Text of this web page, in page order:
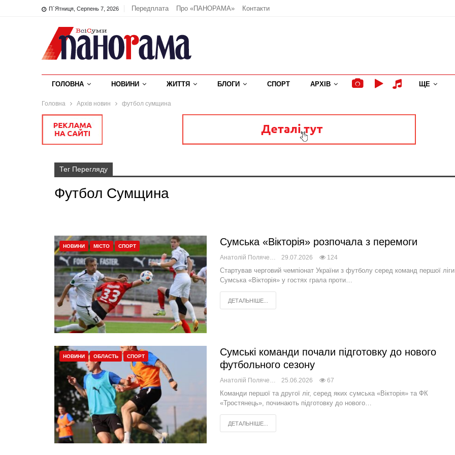
П`ятниця, Серпень 7, 2026 Передплата Про «ПАНОРАМА» Контакти
ГОЛОВНА НОВИНИ ЖИТТЯ БЛОГИ СПОРТ АРХІВ ЩЕ
Головна Архів новин футбол сумщина
Тег Перегляду
Футбол Сумщина
НОВИНИ МІСТО СПОРТ Сумська «Вікторія» розпочала з перемоги
Анатолій Поляченко 29.07.2026 124
Стартував черговий чемпіонат України з футболу серед команд першої
Сумська «Вікторія» у гостях грала проти…
ДЕТАЛЬНІШЕ...
НОВИНИ ОБЛАСТЬ СПОРТ
Сумські команди почали підготовку до нового
футбольного сезону
Анатолій Поляченко 25.06.2026 67
Команди першої та другої ліг, серед яких сумська «Вікторія» та ФК
«Тростянець», починають підготовку до нового…
ДЕТАЛЬНІШЕ...